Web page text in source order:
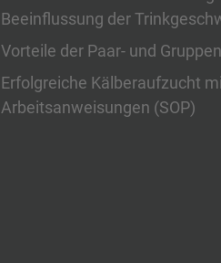
Beeinflussung der
Vorteile der Paar- und
Erfolgreiche Kälberaufzucht
Arbeitsanweisungen (SOP)